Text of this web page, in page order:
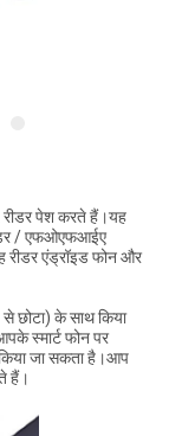
पेश करते हैं।यह
/ एफओएफआईए
एंड्रॉइड फोन और
छोटा) के साथ किया
स्मार्ट फोन पर
जा सकता है।आप
हैं।